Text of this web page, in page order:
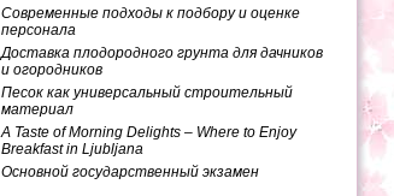
Современные подходы к подбору и оценке
персонала
Доставка плодородного грунта для дачников
и огородников
Песок как универсальный строительный
материал
A Taste of Morning Delights – Where to Enjoy
Breakfast in Ljubljana
Основной государственный экзамен